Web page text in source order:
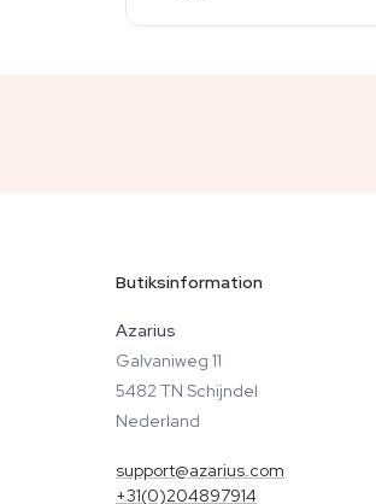
Butiksinformation
Azarius
Galvaniweg 11
5482 TN Schijndel
Nederland
support@azarius.com
+31(0)204897914